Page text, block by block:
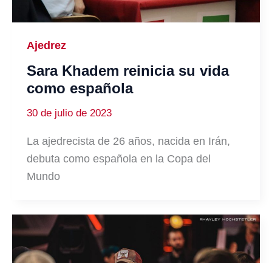
Ajedrez
Sara Khadem reinicia su vida
como española
30 de julio de 2023
La ajedrecista de 26 años, nacida en Irán,
debuta como española en la Copa del
Mundo